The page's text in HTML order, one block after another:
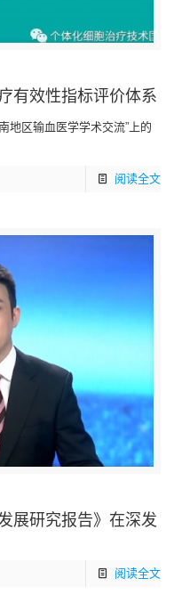
有效性指标评价体系
地区输血医学学术交流”上的
阅读全文
展研究报告》在深发
阅读全文